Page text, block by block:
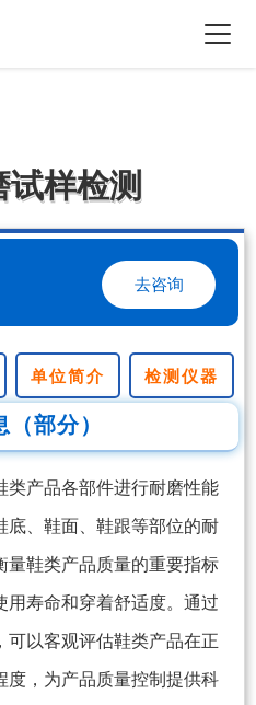
样检测
去咨询
单位简介 检测仪器
部分）
类产品各部件进行耐磨性能
底、鞋面、鞋跟等部位的耐
量鞋类产品质量的重要指标
用寿命和穿着舒适度。通过
可以客观评估鞋类产品在正
度，为产品质量控制提供科